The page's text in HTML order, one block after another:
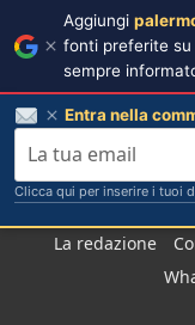
La redazione
Aggiungi
fonti preferite su
sempre
Entra nella
Clicca qui per inserire i tuoi